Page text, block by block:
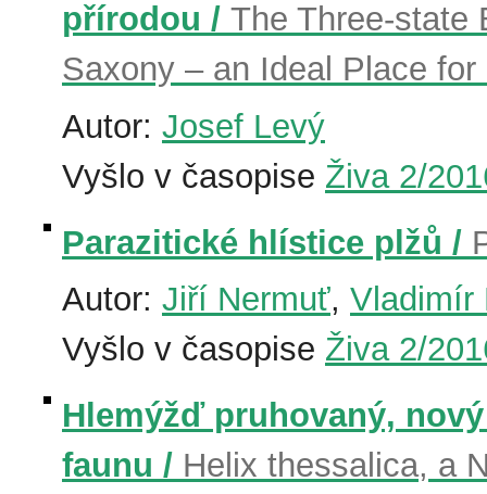
přírodou / The Three-state
Saxony – an Ideal Place
Autor: Josef Levý
Vyšlo v časopise Živa 2/
Parazitické hlístice plžů /
Autor: Jiří Nermuť, Vladimír
Vyšlo v časopise Živa 2/
Hlemýžď pruhovaný,
faunu / Helix thessalica, a